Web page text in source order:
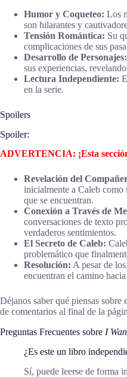
Humor y Coqueteo: Los
son hilarantes y
Tensión Romántica: Su
complicaciones de sus
Desarrollo de Personajes:
sus experiencias,
Lectura Independiente:
en la serie.
Spoilers
Spoiler:
ADVERTENCIA: ¡Esta
Revelación del
inicialmente a Caleb como
que se encuentran.
Conexión a Través de
conversaciones de texto
verdaderos sentimientos.
El Secreto de Caleb:
problemático que
Resolución: A pesar de
encuentran el camino
Déjanos saber qué piensas
de comentarios al final de la
Preguntas Frecuentes sobre I
¿Es este un libro
Sí, puede leerse de forma